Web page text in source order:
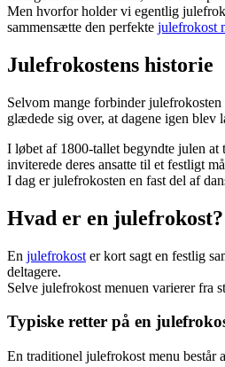
Men hvorfor holder vi egentlig
sammensætte den perfekte julefrokost
Julefrokostens historie
Selvom mange forbinder
glædede sig over, at dagene igen blev
I løbet af 1800-tallet begyndte julen
inviterede deres ansatte til et festligt
I dag er julefrokosten en fast del af
Hvad er en julefrokost?
En julefrokost er kort sagt en festlig
deltagere.
Selve julefrokost menuen varierer fra
Typiske retter på en
En traditionel julefrokost menu består